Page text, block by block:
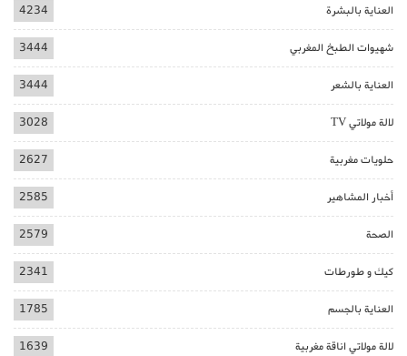
العناية بالبشرة 4234
شهيوات الطبخ المغربي 3444
العناية بالشعر 3444
لالة مولاتي TV 3028
حلويات مغربية 2627
أخبار المشاهير 2585
الصحة 2579
كيك و طورطات 2341
العناية بالجسم 1785
لالة مولاتي اناقة مغربية 1639